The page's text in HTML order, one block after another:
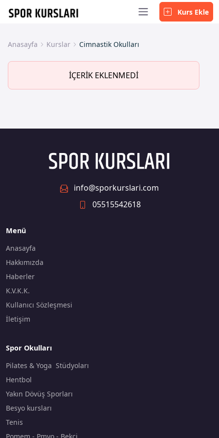
Kurs Ekle
Anasayfa Kurslar Cimnastik Okulları
İÇERİK EKLENMEDİ
info@sporkurslari.com
05515542618
Menü
Anasayfa
Hakkımızda
Haberler
K.V.K.K.
Kullanıcı Sözleşmesi
İletişim
Spor Okulları
Pilates & Yoga Stüdyoları
Hentbol
Yakın Dövüş Sporları
Besyo kursları
Tenis